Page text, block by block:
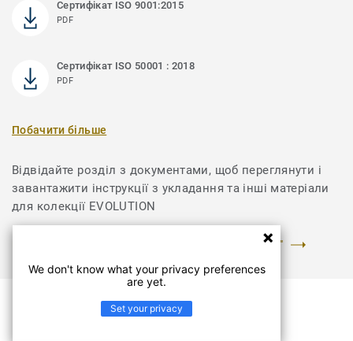
Сертифікат ISO 9001:2015
PDF
Сертифікат ISO 50001 : 2018
PDF
Побачити більше
Відвідайте розділ з документами, щоб переглянути і
завантажити інструкції з укладання та інші матеріали
для колекції EVOLUTION
ПЕРЕЙТИ У РОЗДІЛ "ДОКУМЕНТИ ТА ЗОБРАЖЕННЯ"
We don't know what your privacy preferences
are yet.
Set your privacy